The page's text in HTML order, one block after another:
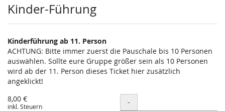
Kinder-Führung
Kinderführung ab 11. Person
ACHTUNG: Bitte immer zuerst die Pauschale bis 10 Personen
auswählen. Sollte eure Gruppe größer sein als 10 Personen
wird ab der 11. Person dieses Ticket hier zusätzlich
angeklickt!
8,00 €
inkl. Steuern Menge
-